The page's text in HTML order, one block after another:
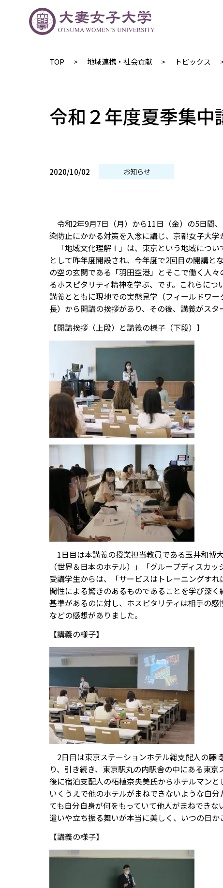
TOP 地域連携・社会貢献 トピックス
令和２年度夏季集
2020/10/02 お知らせ
令和2年9月7日（月）から11日（金）の5日間
染防止にかかる対策を入念に講じ、京都女子大
「地域文化理解Ⅰ」は、東京という地域につい
として昨年度開設され、今年度で2回目の開講
の空の玄関である「羽田空港」とそこで働く人
るホスピタリティ精神を学ぶ、です。これらに
講義とともに現地での実態見学（フィールドワ
長）から開講の挨拶があり、その後、講義がスタ
【開講挨拶（上段）と講義の様子（下段）】
1日目は本講義の授業担当教員である玉井和博
（世界＆日本のホテル）」「グループディスカ
受講学生からは、「サービスはトレーニングす
間性による驚きのあるものであることを学び深
基準があるのに対し、ホスピタリティは相手の
などの感想がありました。
【講義の様子】
2日目は東京ステーションホテル総支配人の藤
り、引き続き、東京駅丸の内駅舎の中にある東
後に宿泊支配人の柘植奈央美氏からホテルマン
いくうえで他のホテルがまねできないような自
ても自分自身が何をもっていて他人がまねでき
遣いや立ち振る舞いが本当に美しく、いつの日
【講義の様子】